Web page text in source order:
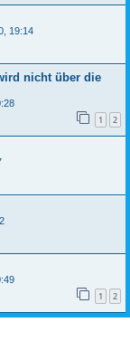
19:14
nicht über die
1 2
1 2